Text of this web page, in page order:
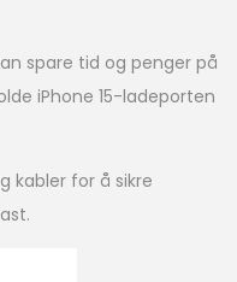
spare tid og penger på
iPhone 15-ladeporten
kabler for å sikre